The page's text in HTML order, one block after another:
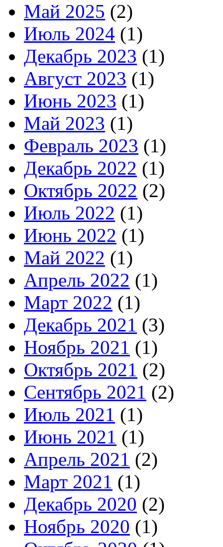
Май 2025 (2)
Июль 2024 (1)
Декабрь 2023 (1)
Август 2023 (1)
Июнь 2023 (1)
Май 2023 (1)
Февраль 2023 (1)
Декабрь 2022 (1)
Октябрь 2022 (2)
Июль 2022 (1)
Июнь 2022 (1)
Май 2022 (1)
Апрель 2022 (1)
Март 2022 (1)
Декабрь 2021 (3)
Ноябрь 2021 (1)
Октябрь 2021 (2)
Сентябрь 2021 (2)
Июль 2021 (1)
Июнь 2021 (1)
Апрель 2021 (2)
Март 2021 (1)
Декабрь 2020 (2)
Ноябрь 2020 (1)